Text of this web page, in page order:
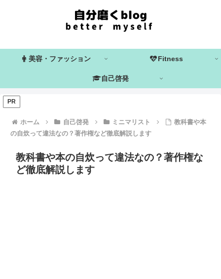
美容・ファッション Fitness
自己啓発
ホーム 自己啓発 ミニマリスト
教科書や本
の自炊って違法なの？著作権など徹底解説します
PR
教科書や本の自炊って違法なの？著作権な
ど徹底解説します